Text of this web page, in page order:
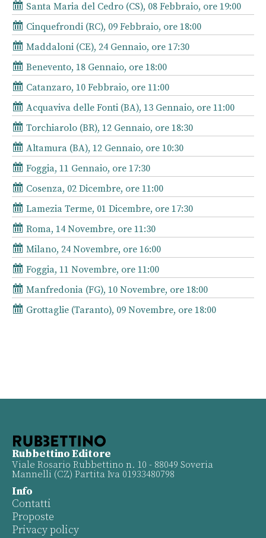
Santa Maria del Cedro (CS), 08 Febbraio, ore 19:00
Cinquefrondi (RC), 09 Febbraio, ore 18:00
Maddaloni (CE), 24 Gennaio, ore 17:30
Benevento, 18 Gennaio, ore 18:00
Catanzaro, 10 Febbraio, ore 11:00
Acquaviva delle Fonti (BA), 13 Gennaio, ore 11:00
Torchiarolo (BR), 12 Gennaio, ore 18:30
Altamura (BA), 12 Gennaio, ore 10:30
Foggia, 11 Gennaio, ore 17:30
Cosenza, 02 Dicembre, ore 11:00
Lamezia Terme, 01 Dicembre, ore 17:30
Roma, 14 Novembre, ore 11:30
Milano, 24 Novembre, ore 16:00
Foggia, 11 Novembre, ore 11:00
Manfredonia (FG), 10 Novembre, ore 18:00
Grottaglie (Taranto), 09 Novembre, ore 18:00
Rubbettino Editore
Viale Rosario Rubbettino n. 10 - 88049 Soveria
Mannelli (CZ) Partita Iva 01933480798
Info
Contatti
Proposte
Privacy policy